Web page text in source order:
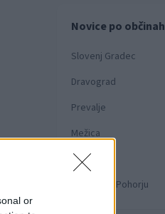
or
Novice po občinah
Slovenj Gradec
Dravograd
Prevalje
Mežica
Muta
Ribnica na Pohorju